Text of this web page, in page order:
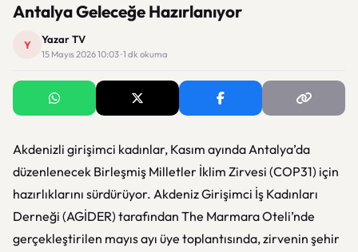
Antalya Geleceğe Hazırlanıyor
Y Yazar TV
15 Mayıs 2026 10:03 · 1 dk okuma
Akdenizli girişimci kadınlar, Kasım ayında Antalya’da
düzenlenecek Birleşmiş Milletler İklim Zirvesi (COP31) için
hazırlıklarını sürdürüyor. Akdeniz Girişimci İş Kadınları
Derneği (AGİDER) tarafından The Marmara Oteli’nde
gerçekleştirilen mayıs ayı üye toplantısında, zirvenin şehir